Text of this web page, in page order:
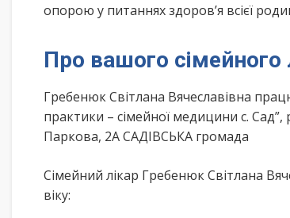
опорою у питаннях здоров’я всієї
Про вашого сімейного
Гребенюк Світлана Вячеславівна
практики – сімейної медицини с.
Паркова, 2А САДІВСЬКА громада
Сімейний лікар Гребенюк Світлана
віку: